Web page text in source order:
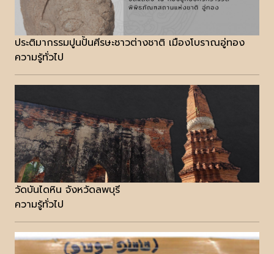
ประติมากรรมปูนปั้นศีรษะชาวต่างชาติ เมืองโบราณอู่ทอง
ความรู้ทั่วไป
วัดบันไดหิน จังหวัดลพบุรี
ความรู้ทั่วไป